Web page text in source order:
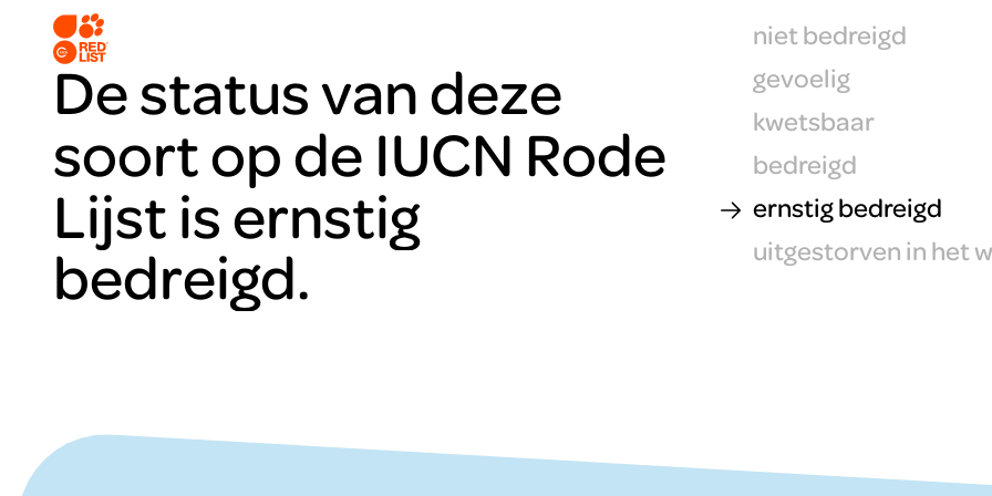
De status van deze
soort op de IUCN Rode
Lijst is ernstig
bedreigd.
niet bedreigd
gevoelig
kwetsbaar
bedreigd
ernstig bedreigd
uitgestorven in het